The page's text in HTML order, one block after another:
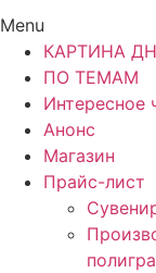
Menu
КАРТИНА
ПО ТЕМАМ
Интересное
Анонс
Магазин
Прайс-лист